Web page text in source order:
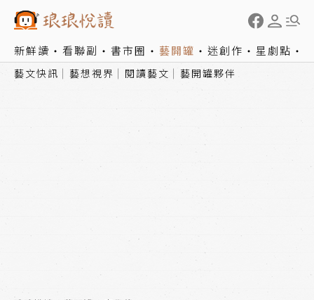
新鮮讀 看聯副 書市圈 藝開罐 迷創作 星劇點
藝文快訊 藝想視界 閱讀藝文 藝開罐夥伴